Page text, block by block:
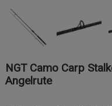
NGT Camo Carp
Angelrute